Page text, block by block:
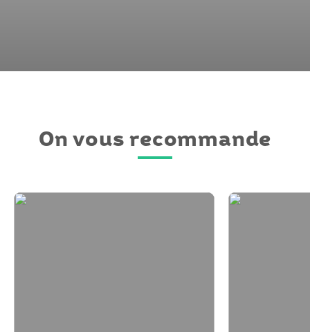
On vous recommande